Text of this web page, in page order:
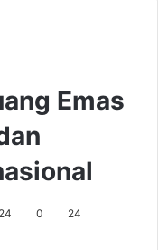
Emas
0 24